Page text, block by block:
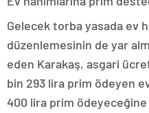
Gelecek torba yasada ev
düzenlemesinin de yar
eden Karakaş, asgari
bin 293 lira prim ödeyen ev
400 lira prim